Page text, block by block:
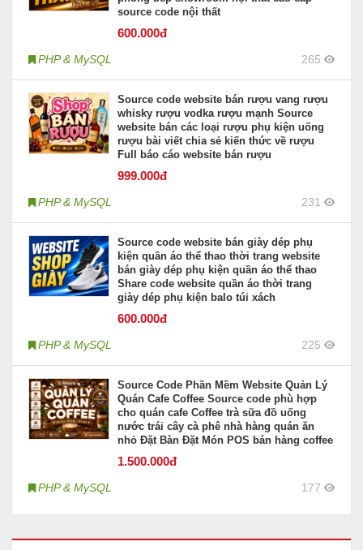
source code nội thất
600.000đ
PHP & MySQL 265
Source code website bán rượu vang rượu
whisky rượu vodka rượu mạnh Source
website bán các loại rượu phụ kiện uống
rượu bài viết chia sẻ kiến thức về rượu
Full báo cáo website bán rượu
999.000đ
PHP & MySQL 231
Source code website bán giày dép phụ
kiện quần áo thể thao thời trang website
bán giày dép phụ kiện quần áo thể thao
Share code website quần áo thời trang
giày dép phụ kiện balo túi xách
600.000đ
PHP & MySQL 225
Source Code Phần Mềm Website Quản Lý
Quán Cafe Coffee Source code phù hợp
cho quán cafe Coffee trà sữa đồ uống
nước trái cây cà phê nhà hàng quán ăn
nhỏ Đặt Bàn Đặt Món POS bán hàng coffee
1.500.000đ
PHP & MySQL 177